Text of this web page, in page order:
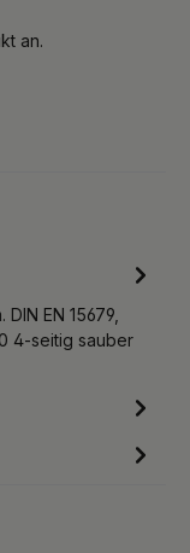
an.
EN 15679,
4-seitig sauber